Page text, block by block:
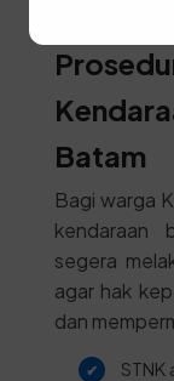
Batam
Bagi warga
kendaraan
segera
agar hak
dan
STNK